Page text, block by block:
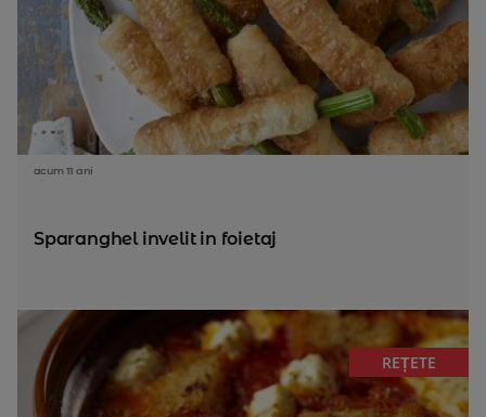
acum 11 ani
Sparanghel invelit in foietaj
REȚETE